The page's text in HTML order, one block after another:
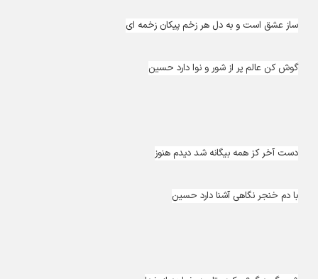
ساز عشق است و به دل هر زخم پیکان زخمه ای
گوش کن عالم پر از شور و نوا دارد حسین
دست آخر کز همه بیگانه شد دیدم هنوز
با دم خنجر نگاهی آشنا دارد حسین